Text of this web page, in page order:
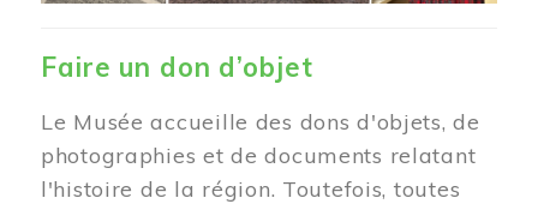
Faire un don d’objet
Le Musée accueille des dons d'objets, de
photographies et de documents relatant
l'histoire de la région. Toutefois, toutes